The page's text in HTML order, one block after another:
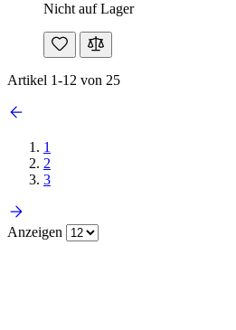
Nicht auf Lager
Artikel 1-12 von 25
1
2
3
Anzeigen